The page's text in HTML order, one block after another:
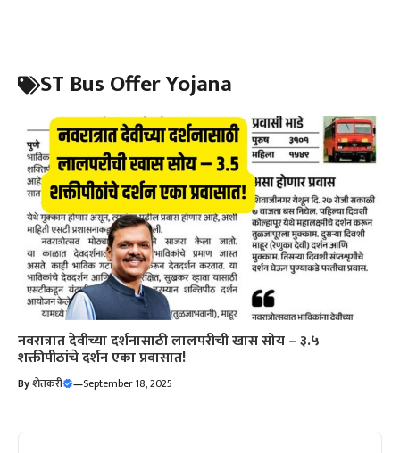
ST Bus Offer Yojana
नवरात्रात देवीच्या दर्शनासाठी लालपरीची खास सोय – ३.५
शक्तीपीठांचे दर्शन एका प्रवासात!
Byशेतकरी —September 18, 2025